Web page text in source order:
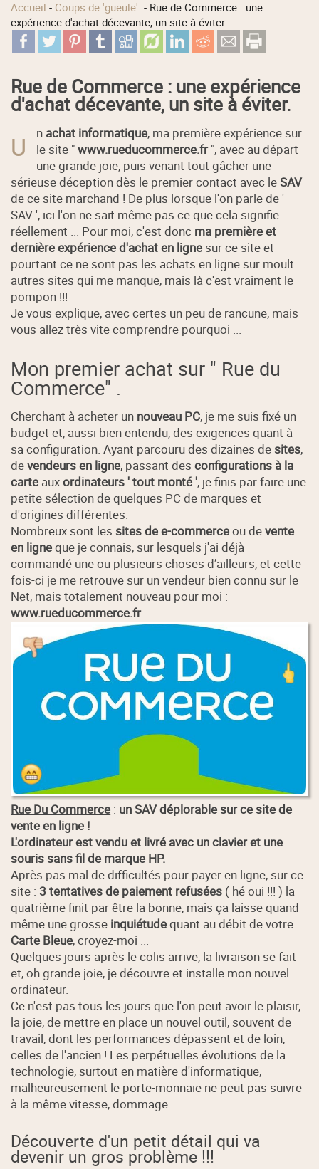
Accueil - Coups de 'gueule'. - Rue de Commerce : une
expérience d'achat décevante, un site à éviter.
Rue de Commerce : une expérience
d'achat décevante, un site à éviter.
U n achat informatique, ma première expérience sur
le site "www.rueducommerce.fr", avec au départ
une grande joie, puis venant tout gâcher une
sérieuse déception dès le premier contact avec leSAV
de ce site marchand ! De plus lorsque l'on parle de '
SAV ', ici l'on ne sait même pas ce que cela signifie
réellement ... Pour moi, c'est donc ma première et
dernière expérience d'achat en ligne sur ce site et
pourtant ce ne sont pas les achats en ligne sur moult
autres sites qui me manque, mais là c'est vraiment le
pompon !!!
Je vous explique, avec certes un peu de rancune, mais
vous allez très vite comprendre pourquoi ...
Mon premier achat sur " Rue du
Commerce" .
Cherchant à acheter un nouveau PC, je me suis fixé un
budget et, aussi bien entendu, des exigences quant à
sa configuration. Ayant parcouru des dizaines de sites,
devendeurs en ligne, passant desconfigurations à la
carte auxordinateurs ' tout monté ', je finis par faire une
petite sélection de quelques PC de marques et
d'origines différentes.
Nombreux sont les sites de e-commerceou devente
en ligneque je connais, sur lesquels j'ai déjà
commandé une ou plusieurs choses d’ailleurs, et cette
fois-ci je me retrouve sur un vendeur bien connu sur le
Net, mais totalement nouveau pour moi :
www.rueducommerce.fr.
Rue Du Commerce : un SAV déplorable sur ce site de
vente en ligne !
L'ordinateur est vendu et livré avec un clavier et une
souris sans fil de marque HP.
Après pas mal de difficultés pour payer en ligne, sur ce
site : 3 tentatives de paiement refusées ( hé oui !!! ) la
quatrième finit par être la bonne, mais ça laisse quand
même une grosse inquiétudequant au débit de votre
Carte Bleue, croyez-moi ...
Quelques jours après le colis arrive, la livraison se fait
et, oh grande joie, je découvre et installe mon nouvel
ordinateur.
Ce n'est pas tous les jours que l'on peut avoir le plaisir,
la joie, de mettre en place un nouvel outil, souvent de
travail, dont les performances dépassent et de loin,
celles de l'ancien ! Les perpétuelles évolutions de la
technologie, surtout en matière d'informatique,
malheureusement le porte-monnaie ne peut pas suivre
à la même vitesse, dommage ...
Découverte d'un petit détail qui va
devenir un gros problème !!!